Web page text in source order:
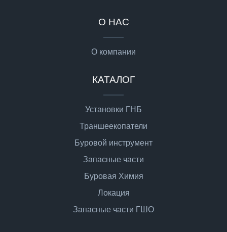
О НАС
О компании
КАТАЛОГ
Установки ГНБ
Траншеекопатели
Буровой инструмент
Запасные части
Буровая Химия
Локация
Запасные части ГШО